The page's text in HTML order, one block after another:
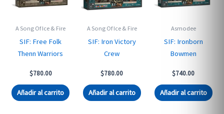
A Song Of Ice & Fire
SIF: Free Folk
Thenn Warriors
$780.00
Añadir al carrito
A Song Of Ice & Fire
SIF: Iron Victory
Crew
$780.00
Añadir al carrito
Asmodee
SIF: Ironborn
Bowmen
$740.00
Añadir al carrito